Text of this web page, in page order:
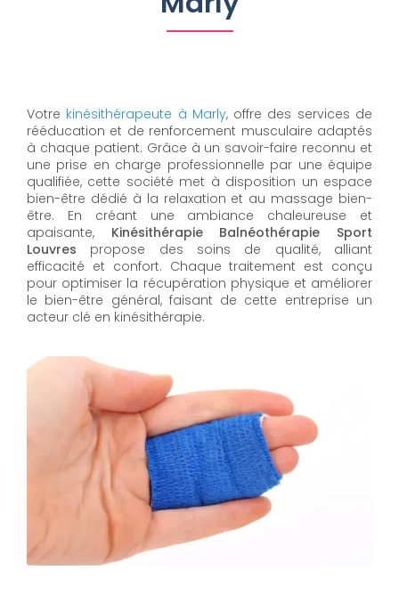
Votre kinésithérapeute à Marly, offre des services de
rééducation et de renforcement musculaire adaptés
à chaque patient. Grâce à un savoir-faire reconnu et
une prise en charge professionnelle par une équipe
qualifiée, cette société met à disposition un espace
bien-être dédié à la relaxation et au massage bien-
être. En créant une ambiance chaleureuse et
apaisante, Kinésithérapie Balnéothérapie Sport
Louvres propose des soins de qualité, alliant
efficacité et confort. Chaque traitement est conçu
pour optimiser la récupération physique et améliorer
le bien-être général, faisant de cette entreprise un
acteur clé en kinésithérapie.